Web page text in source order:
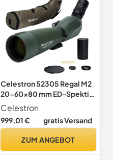
Celestron 52305 Regal M2
20-60x80 mm ED-Spektiv
mit abgewinkeltem Zoom,
mehrfach vergüteter Optik,
BaK-4-Prismen, leichtem
Magnesiumlegierung und
Celestron
999,01 € gratis Versand
ZUM ANGEBOT